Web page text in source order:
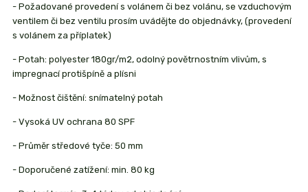
- Požadované provedení s volánem či bez volánu, se vzduchovým
ventilem či bez ventilu prosím uvádějte do objednávky, (provedení
s volánem za příplatek)
- Potah: polyester 180gr/m2, odolný povětrnostním vlivům, s
impregnací protišpíně a plísni
- Možnost čištění: snímatelný potah
- Vysoká UV ochrana 80 SPF
- Průměr středové tyče: 50 mm
- Doporučené zatížení: min. 80 kg